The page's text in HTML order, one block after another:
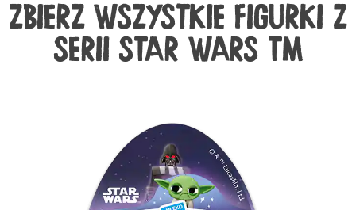
ZBIERZ WSZYSTKIE FIGURKI Z
SERII STAR WARS TM